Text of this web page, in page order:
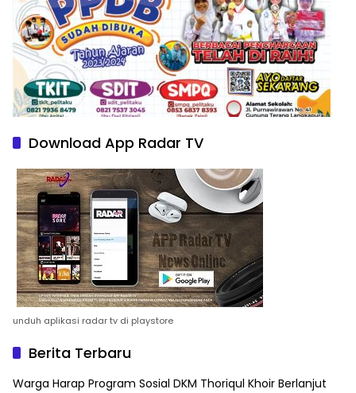
Download App Radar TV
unduh aplikasi radar tv di playstore
Berita Terbaru
Warga Harap Program Sosial DKM Thoriqul Khoir Berlanjut